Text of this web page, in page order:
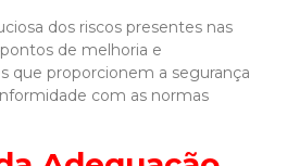
dos riscos presentes nas
de melhoria e
que proporcionem a segurança
com as normas